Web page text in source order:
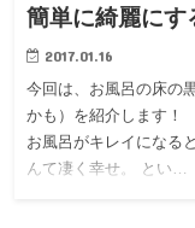
簡単に綺麗にす
2017.01.16
今回は、お風呂の床の
かも）を紹介します！
お風呂がキレイになる
んて凄く幸せ。 とい…